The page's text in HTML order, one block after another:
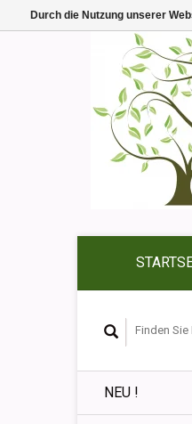
NEU !
Durch die Nutzung unserer